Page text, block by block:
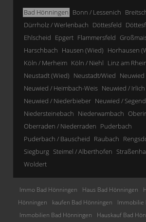
Bad Hönningen Bonn / Lessenich
Dürrholz / Werlenbach Döttesfeld
Ehlscheid Epgert Flammersfeld
Harschbach Hausen (Wied) Horhausen
Köln / Merheim Köln / Niehl Linz am
Neustadt (Wied) Neustadt/Wied Neuwied
Neuwied / Heimbach-Weis Neuwied / Irlich
Neuwied / Niederbieber Neuwied /
Niedersteinebach Niederwambach
Oberraden / Niederraden Puderbach
Puderbach / Bauscheid Raubach
Siegburg Steimel / Alberthofen
Woldert
Immo Bad Hönningen Haus Bad Hönningen
Hönningen
kaufen Bad Hönningen
Immobilie
Immobilien Bad Hönningen
Hauskauf Bad